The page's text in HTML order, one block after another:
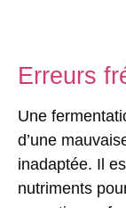
Erreurs
Une
d’une
inadaptée. Il
nutriments